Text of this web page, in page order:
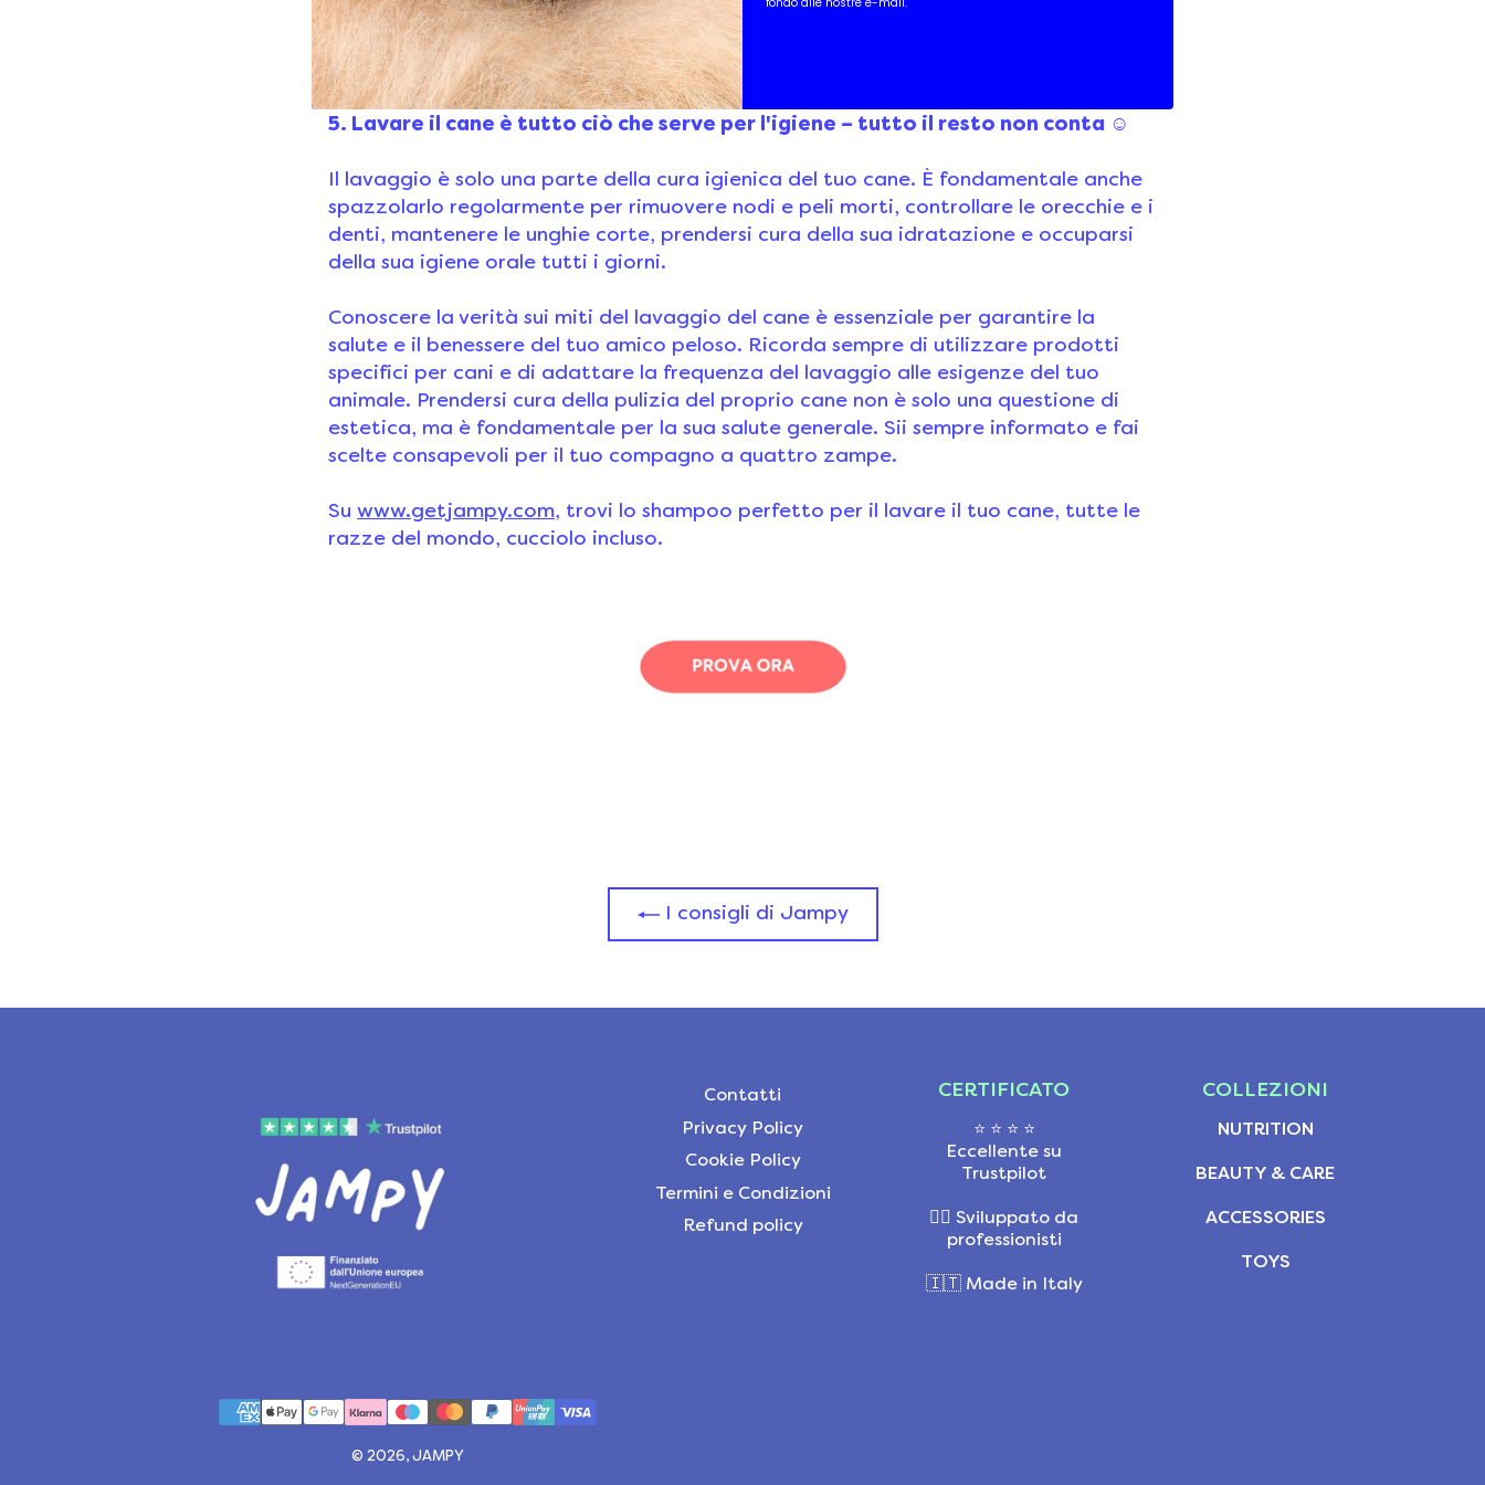
l'uso di un asciugamano assorbente o un asciugacapelli a bassa temperatura per
un’asciugatura rapida. Lasciare il cane umido può creare un cattivo odore e farlo
ammalare.
5. Lavare il cane è tutto ciò che serve per l'igiene – tutto il resto non conta ☺
Il lavaggio è solo una parte della cura igienica del tuo cane. È fondamentale anche
spazzolarlo regolarmente per rimuovere nodi e peli morti, controllare le orecchie e i
denti, mantenere le unghie corte, prendersi cura della sua idratazione e occuparsi
della sua igiene orale tutti i giorni.
Conoscere la verità sui miti del lavaggio del cane è essenziale per garantire la
salute e il benessere del tuo amico peloso. Ricorda sempre di utilizzare prodotti
specifici per cani e di adattare la frequenza del lavaggio alle esigenze del tuo
animale. Prendersi cura della pulizia del proprio cane non è solo una questione di
estetica, ma è fondamentale per la sua salute generale. Sii sempre informato e fai
scelte consapevoli per il tuo compagno a quattro zampe.
Su www.getjampy.com, trovi lo shampoo perfetto per il lavare il tuo cane, tutte le
razze del mondo, cucciolo incluso.
I consigli di Jampy
Contatti
Privacy Policy
Cookie Policy
Termini e Condizioni
Refund policy
CERTIFICATO
⭐ ⭐ ⭐ ⭐
Eccellente su
Trustpilot
👩‍⚕️ Sviluppato da
professionisti
🇮🇹 Made in Italy
COLLEZIONI
NUTRITION
BEAUTY & CARE
ACCESSORIES
TOYS
© 2026, JAMPY